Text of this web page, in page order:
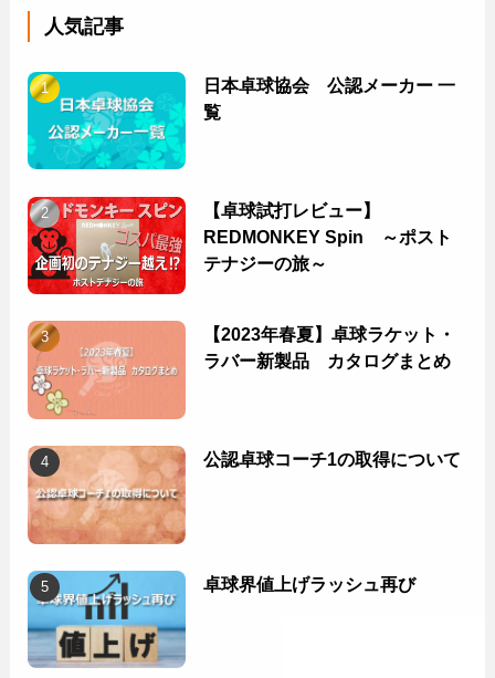
人気記事
日本卓球協会 公認メーカー 一
覧
【卓球試打レビュー】
REDMONKEY Spin ～ポスト
テナジーの旅～
【2023年春夏】卓球ラケット・
ラバー新製品 カタログまとめ
公認卓球コーチ1の取得について
卓球界値上げラッシュ再び